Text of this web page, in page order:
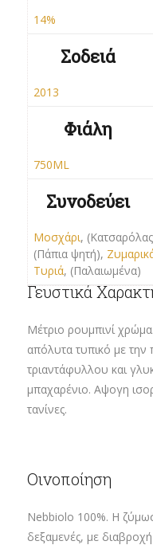
14%
Σοδειά
2013
Φιάλη
750ML
Συνοδεύει
Μοσχάρι,
(Πάπια ψητή),
Τυριά, (Παλαιωμένα)
Γευστικά
Mέτριο ρουμπινί
απόλυτα τυπικό με την
τριαντάφυλλου και
μπαχαρένιο. Αψογη
τανίνες.
Οινοποίηση
Nebbiolo 100%. Η
δεξαμενές, με